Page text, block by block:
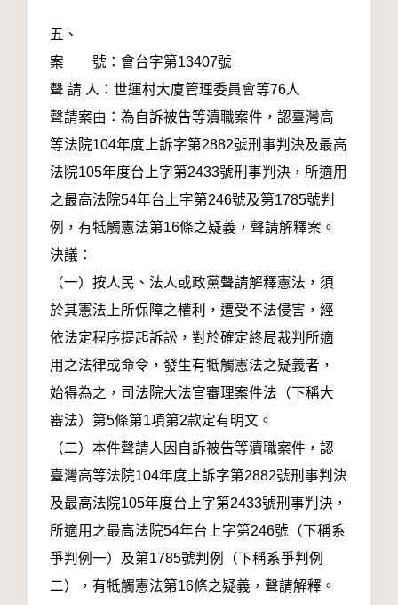
五、
案 號：會台字第13407號
聲 請 人：世運村大廈管理委員會等76人
聲請案由：為自訴被告等瀆職案件，認臺灣高
等法院104年度上訴字第2882號刑事判決及最高
法院105年度台上字第2433號刑事判決，所適用
之最高法院54年台上字第246號及第1785號判
例，有牴觸憲法第16條之疑義，聲請解釋案。
決議：
（一）按人民、法人或政黨聲請解釋憲法，須
於其憲法上所保障之權利，遭受不法侵害，經
依法定程序提起訴訟，對於確定終局裁判所適
用之法律或命令，發生有牴觸憲法之疑義者，
始得為之，司法院大法官審理案件法（下稱大
審法）第5條第1項第2款定有明文。
（二）本件聲請人因自訴被告等瀆職案件，認
臺灣高等法院104年度上訴字第2882號刑事判決
及最高法院105年度台上字第2433號刑事判決，
所適用之最高法院54年台上字第246號（下稱系
爭判例一）及第1785號判例（下稱系爭判例
二），有牴觸憲法第16條之疑義，聲請解釋。